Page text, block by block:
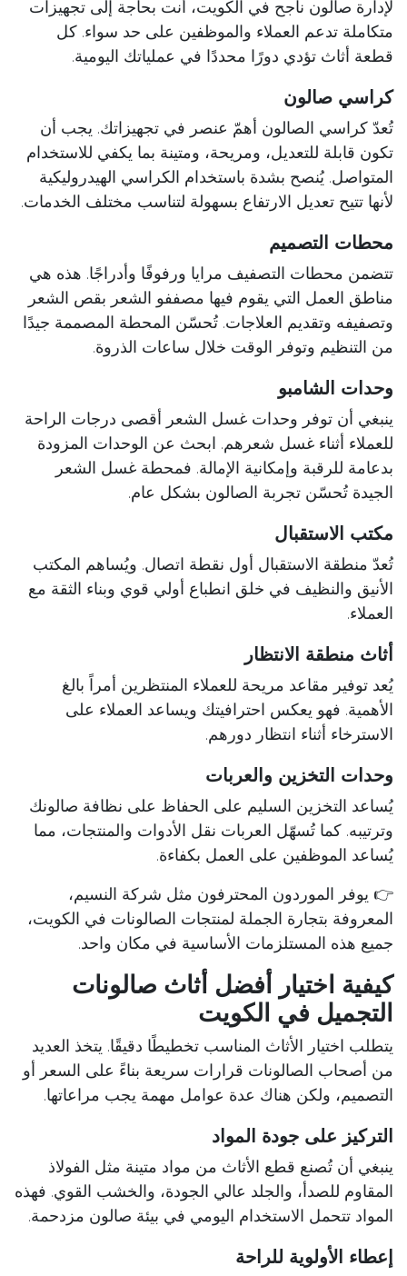
لإدارة صالون ناجح في الكويت، أنت بحاجة إلى تجهيزات
متكاملة تدعم العملاء والموظفين على حد سواء. كل
قطعة أثاث تؤدي دورًا محددًا في عملياتك اليومية.
كراسي صالون
تُعدّ كراسي الصالون أهمّ عنصر في تجهيزاتك. يجب أن
تكون قابلة للتعديل، ومريحة، ومتينة بما يكفي للاستخدام
المتواصل. يُنصح بشدة باستخدام الكراسي الهيدروليكية
لأنها تتيح تعديل الارتفاع بسهولة لتناسب مختلف الخدمات.
محطات التصميم
تتضمن محطات التصفيف مرايا ورفوفًا وأدراجًا. هذه هي
مناطق العمل التي يقوم فيها مصففو الشعر بقص الشعر
وتصفيفه وتقديم العلاجات. تُحسّن المحطة المصممة جيدًا
من التنظيم وتوفر الوقت خلال ساعات الذروة.
وحدات الشامبو
ينبغي أن توفر وحدات غسل الشعر أقصى درجات الراحة
للعملاء أثناء غسل شعرهم. ابحث عن الوحدات المزودة
بدعامة للرقبة وإمكانية الإمالة. فمحطة غسل الشعر
الجيدة تُحسّن تجربة الصالون بشكل عام.
مكتب الاستقبال
تُعدّ منطقة الاستقبال أول نقطة اتصال. ويُساهم المكتب
الأنيق والنظيف في خلق انطباع أولي قوي وبناء الثقة مع
العملاء.
أثاث منطقة الانتظار
يُعد توفير مقاعد مريحة للعملاء المنتظرين أمراً بالغ
الأهمية. فهو يعكس احترافيتك ويساعد العملاء على
الاسترخاء أثناء انتظار دورهم.
وحدات التخزين والعربات
يُساعد التخزين السليم على الحفاظ على نظافة صالونك
وترتيبه. كما تُسهّل العربات نقل الأدوات والمنتجات، مما
يُساعد الموظفين على العمل بكفاءة.
👉 يوفر الموردون المحترفون مثل شركة النسيم،
المعروفة بتجارة الجملة لمنتجات الصالونات في الكويت،
جميع هذه المستلزمات الأساسية في مكان واحد.
كيفية اختيار أفضل أثاث صالونات
التجميل في الكويت
يتطلب اختيار الأثاث المناسب تخطيطًا دقيقًا. يتخذ العديد
من أصحاب الصالونات قرارات سريعة بناءً على السعر أو
التصميم، ولكن هناك عدة عوامل مهمة يجب مراعاتها.
التركيز على جودة المواد
ينبغي أن تُصنع قطع الأثاث من مواد متينة مثل الفولاذ
المقاوم للصدأ، والجلد عالي الجودة، والخشب القوي. فهذه
المواد تتحمل الاستخدام اليومي في بيئة صالون مزدحمة.
إعطاء الأولوية للراحة